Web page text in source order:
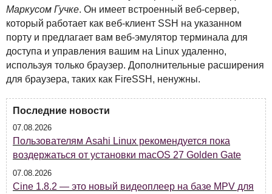
Маркусом Гучке. Он имеет встроенный веб-сервер,
который работает как веб-клиент SSH на указанном
порту и предлагает вам веб-эмулятор терминала для
доступа и управления вашим на Linux удаленно,
используя только браузер. Дополнительные расширения
для браузера, таких как FireSSH, ненужны.
Последние новости
07.08.2026
Пользователям Asahi Linux рекомендуется пока
воздержаться от установки macOS 27 Golden Gate
07.08.2026
Cine 1.8.2 — это новый видеоплеер на базе MPV для